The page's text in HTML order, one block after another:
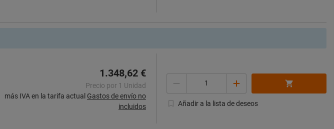
1.348,62 €
Precio por 1 Unidad
más IVA en la tarifa actual Gastos de envío no
incluidos
Añadir a la lista de deseos